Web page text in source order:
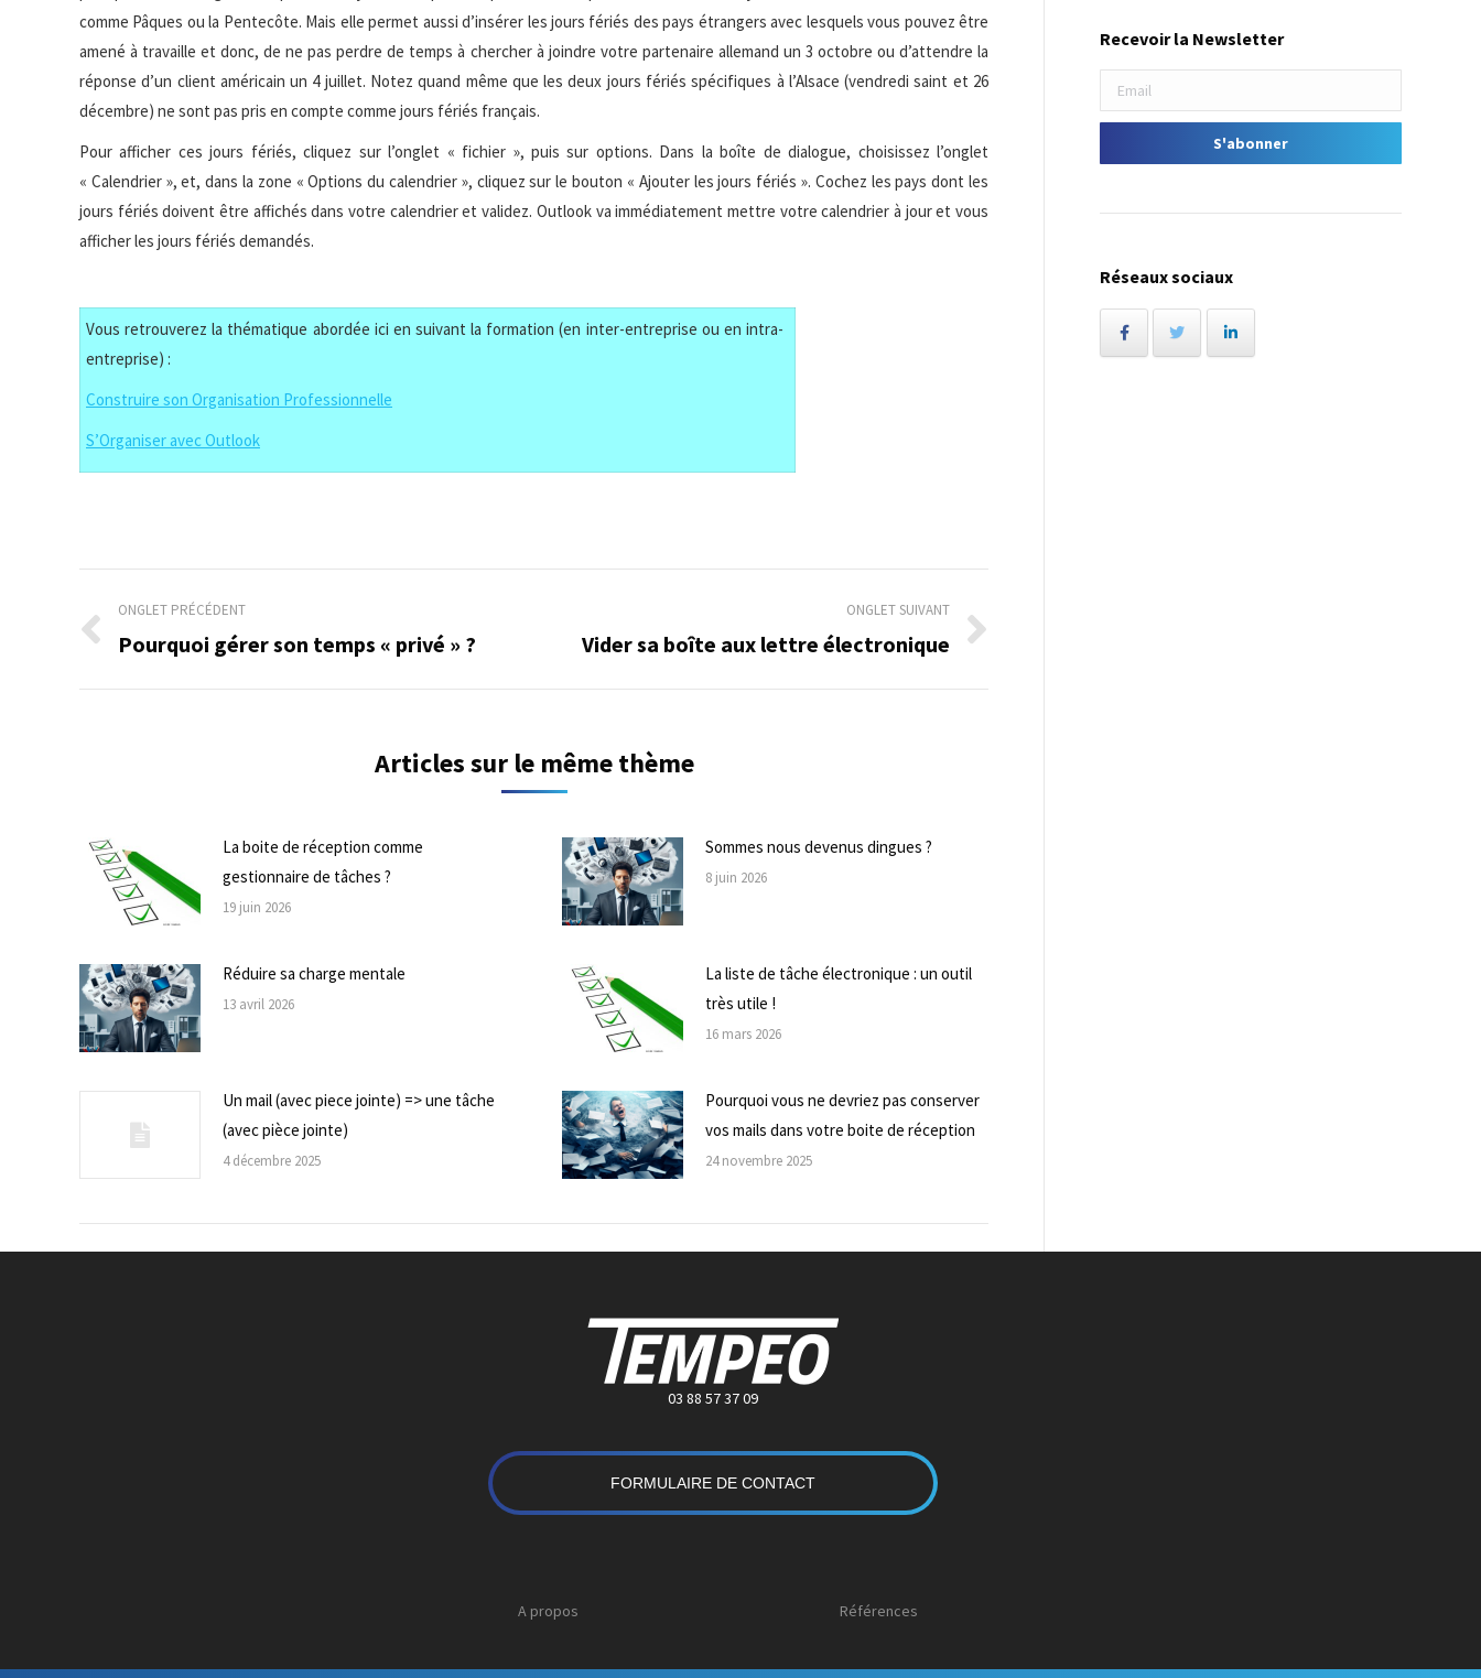
comme Pâques ou la Pentecôte. Mais elle permet aussi d’insérer les jours fériés des pays étrangers avec lesquels vous pouvez être
amené à travaille et donc, de ne pas perdre de temps à chercher à joindre votre partenaire allemand un 3 octobre ou d’attendre la
réponse d’un client américain un 4 juillet. Notez quand même que les deux jours fériés spécifiques à l’Alsace (vendredi saint et 26
décembre) ne sont pas pris en compte comme jours fériés français.
Pour afficher ces jours fériés, cliquez sur l’onglet « fichier », puis sur options. Dans la boîte de dialogue, choisissez l’onglet
« Calendrier », et, dans la zone « Options du calendrier », cliquez sur le bouton « Ajouter les jours fériés ». Cochez les pays dont les
jours fériés doivent être affichés dans votre calendrier et validez. Outlook va immédiatement mettre votre calendrier à jour et vous
afficher les jours fériés demandés.
Vous retrouverez la thématique abordée ici en suivant la formation (en inter-entreprise ou en intra-
entreprise) :
Construire son Organisation Professionnelle
S’Organiser avec Outlook
Navigation
de
commentaire
ONGLET PRÉCÉDENT
Onglet
Pourquoi gérer son temps « privé » ?
ONGLET SUIVANT
Onglet
Vider sa boîte aux lettre électronique
Articles sur le même thème
La boite de réception comme
gestionnaire de tâches ?
19 juin 2026
Sommes nous devenus dingues ?
8 juin 2026
Réduire sa charge mentale
13 avril 2026
La liste de tâche électronique : un outil
très utile !
16 mars 2026
Un mail (avec piece jointe) => une tâche
(avec pièce jointe)
4 décembre 2025
Pourquoi vous ne devriez pas conserver
vos mails dans votre boite de réception
24 novembre 2025
Recevoir la Newsletter
Réseaux sociaux
03 88 57 37 09
FORMULAIRE DE CONTACT
A propos Références